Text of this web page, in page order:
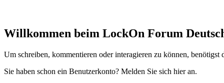
Willkommen beim LockOn Forum
Um schreiben, kommentieren oder interagieren zu können, benötigst
Sie haben schon ein Benutzerkonto? Melden Sie sich hier an.